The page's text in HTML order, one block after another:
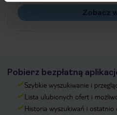
Zobacz
Pobierz bezpłatną
Szybkie wyszukiwanie i
Lista ulubionych ofert i
Historia wyszukiwań i ostatnio